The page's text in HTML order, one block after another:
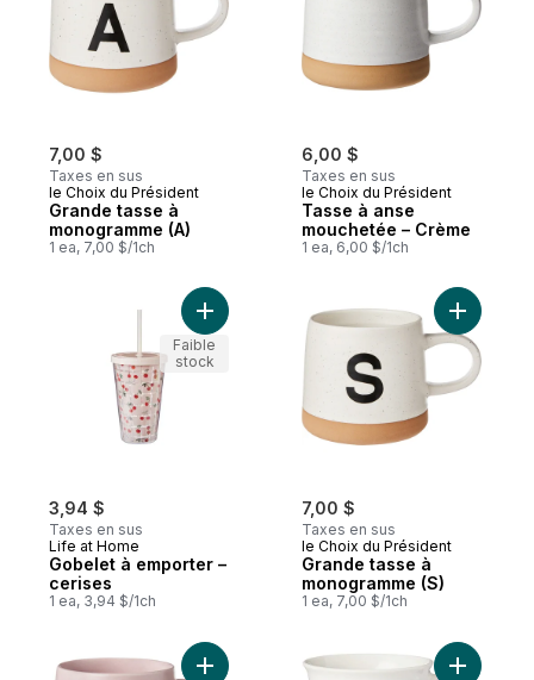
7,00 $
Taxes en sus
le Choix du Président
Grande tasse à
monogramme (A)
1 ea, 7,00 $/1ch
6,00 $
Taxes en sus
le Choix du Président
Tasse à anse
mouchetée – Crème
1 ea, 6,00 $/1ch
3,94 $
Taxes en sus
Life at Home
Gobelet à emporter –
cerises
1 ea, 3,94 $/1ch
Ajouter Gobelet à emporter – cerises au
Faible
stock
7,00 $
Taxes en sus
le Choix du Président
Grande tasse à
monogramme (S)
1 ea, 7,00 $/1ch
Ajouter
Ajouter Grande tasse évasée trempée –
Ajouter